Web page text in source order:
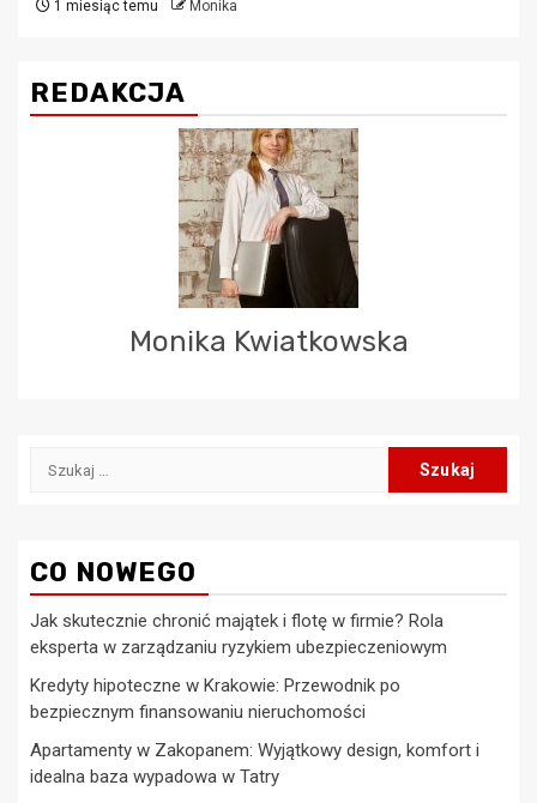
1 miesiąc temu Monika
REDAKCJA
Monika Kwiatkowska
Szukaj:
CO NOWEGO
Jak skutecznie chronić majątek i flotę w firmie? Rola
eksperta w zarządzaniu ryzykiem ubezpieczeniowym
Kredyty hipoteczne w Krakowie: Przewodnik po
bezpiecznym finansowaniu nieruchomości
Apartamenty w Zakopanem: Wyjątkowy design, komfort i
idealna baza wypadowa w Tatry